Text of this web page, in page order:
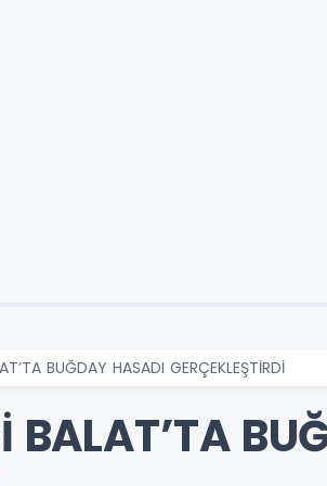
BUĞDAY HASADI GERÇEKLEŞTİRDİ
BALAT’TA